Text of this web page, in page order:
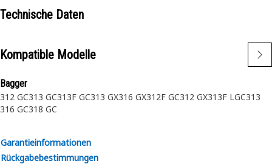
Technische Daten
Kompatible Modelle
Bagger
312 GC313 GC313F GC313 GX316 GX312F GC312 GX313F LGC313
316 GC318 GC
Garantieinformationen
Rückgabebestimmungen